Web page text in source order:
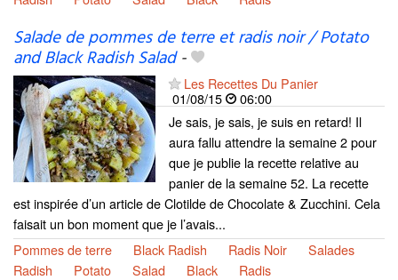
Salade de pommes de terre et radis noir / Potato
and Black Radish Salad-
Les Recettes Du Panier
01/08/15
06:00
Je sais, je sais, je suis en retard! Il
aura fallu attendre la semaine 2 pour
que je publie la recette relative au
panier de la semaine 52. La recette
est inspirée d’un article de Clotilde de Chocolate & Zucchini. Cela
faisait un bon moment que je l’avais...
Pommes de terre
Black Radish Radis Noir
Salades
Radish
Potato Salad Black Radis